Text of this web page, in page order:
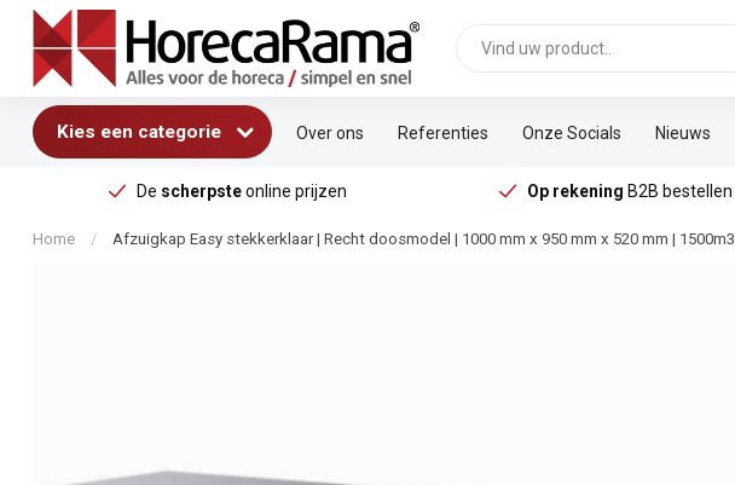
Kies een categorie Over ons Referenties Onze Socials Nieuws
De scherpsteonline prijzen Op rekening B2B bestellen
Home / Afzuigkap Easy stekkerklaar | Recht doosmodel | 1000 mm x 950 mm x 520 mm | 1500m3